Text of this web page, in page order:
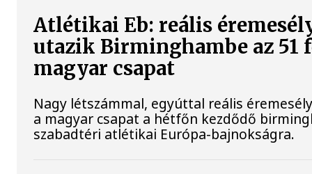
Atlétikai Eb: reális
utazik Birminghambe az 51
magyar csapat
Nagy létszámmal, egyúttal reális
a magyar csapat a hétfőn kezdődő
szabadtéri atlétikai Európa-bajnokságra.